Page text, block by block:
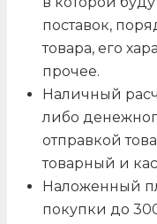
поставок,
товара, его
прочее.
Наличный
либо
отправкой
товарный и
Наложенный
покупки до